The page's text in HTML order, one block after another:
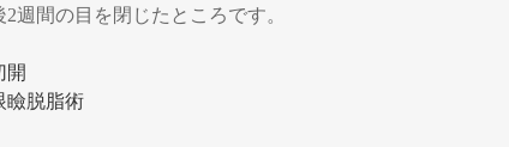
2週間の目を閉じたところです。
開
瞼脱脂術